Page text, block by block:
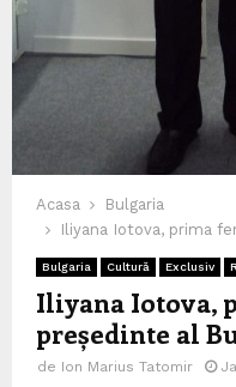
Acasa
Bulgaria
Iliyana Iotova, prima
Bulgaria Cultură Exclusiv
Iliyana Iotova,
președinte al
de Ion Marius Tatomir